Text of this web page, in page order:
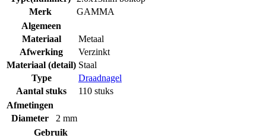
Merk
GAMMA
Algemeen
Materiaal
Metaal
Afwerking
Verzinkt
Materiaal (detail) Staal
Type
Draadnagel
Aantal stuks
110 stuks
Afmetingen
Diameter
2 mm
Gebruik